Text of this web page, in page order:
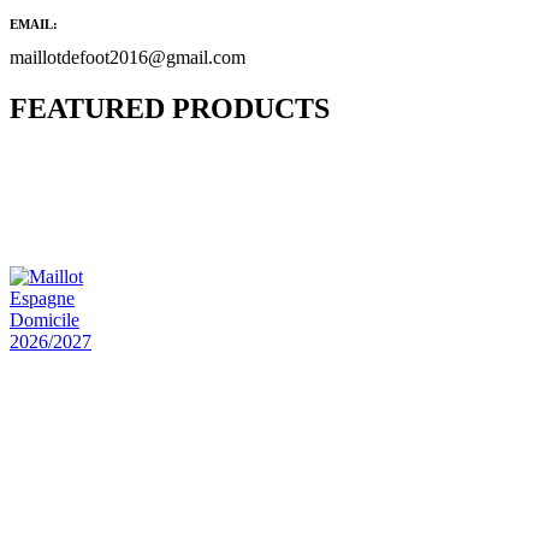
EMAIL:
maillotdefoot2016@gmail.com
FEATURED PRODUCTS